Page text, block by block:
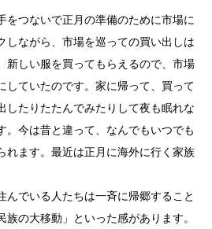
をつないで正月の準備のために市場に
しながら、市場を巡っての買い出しは
新しい服を買ってもらえるので、市場
していたのです。家に帰って、買って
したりたたんでみたりして夜も眠れな
。今は昔と違って、なんでもいつでも
れます。最近は正月に海外に行く家族
んでいる人たちは一斉に帰郷すること
の大移動」といった感があります。